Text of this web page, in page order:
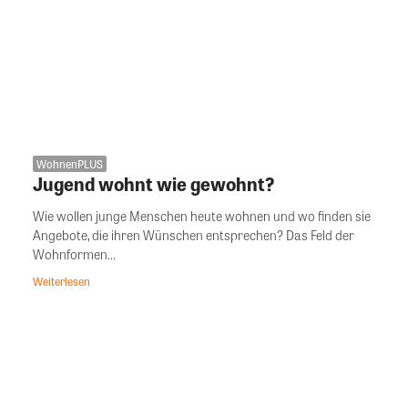
WohnenPLUS
Jugend wohnt wie gewohnt?
Wie wollen junge Menschen heute wohnen und wo finden sie
Angebote, die ihren Wünschen entsprechen? Das Feld der
Wohnformen...
Weiterlesen